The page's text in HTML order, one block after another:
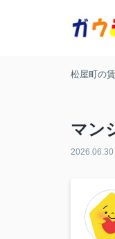
松屋町の
マン
2026.06.30